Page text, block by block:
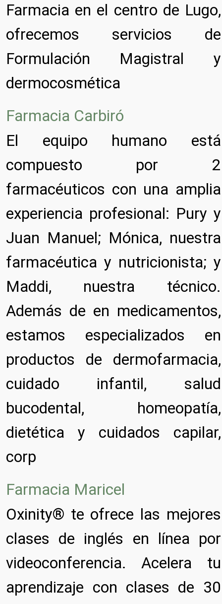
Farmacia en el centro de Lugo,
ofrecemos servicios de
Formulación Magistral y
dermocosmética
Farmacia Carbiró
El equipo humano está
compuesto por 2
farmacéuticos con una amplia
experiencia profesional: Pury y
Juan Manuel; Mónica, nuestra
farmacéutica y nutricionista; y
Maddi, nuestra técnico.
Además de en medicamentos,
estamos especializados en
productos de dermofarmacia,
cuidado infantil, salud
bucodental, homeopatía,
dietética y cuidados capilar,
corp
Farmacia Maricel
Oxinity® te ofrece las mejores
clases de inglés en línea por
videoconferencia. Acelera tu
aprendizaje con clases de 30